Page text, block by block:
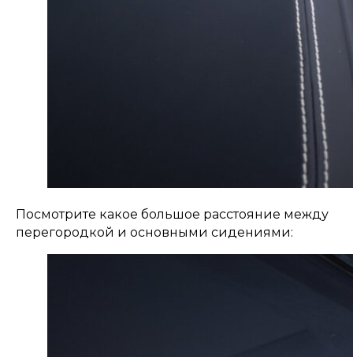
Посмотрите какое большое расстояние между
перегородкой и основными сидениями: